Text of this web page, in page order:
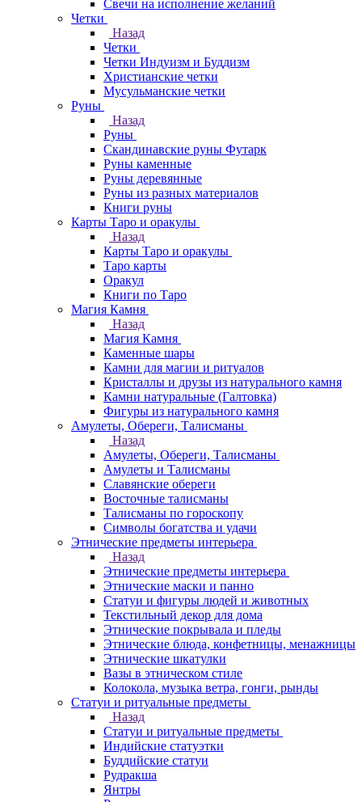
Свечи на исполнение желаний
Четки
Назад
Четки
Четки Индуизм и Буддизм
Христианские четки
Мусульманские четки
Руны
Назад
Руны
Скандинавские руны Футарк
Руны каменные
Руны деревянные
Руны из разных материалов
Книги руны
Карты Таро и оракулы
Назад
Карты Таро и оракулы
Таро карты
Оракул
Книги по Таро
Магия Камня
Назад
Магия Камня
Каменные шары
Камни для магии и ритуалов
Кристаллы и друзы из натурального камня
Камни натуральные (Галтовка)
Фигуры из натурального камня
Амулеты, Обереги, Талисманы
Назад
Амулеты, Обереги, Талисманы
Амулеты и Талисманы
Славянские обереги
Восточные талисманы
Талисманы по гороскопу
Символы богатства и удачи
Этнические предметы интерьера
Назад
Этнические предметы интерьера
Этнические маски и панно
Статуи и фигуры людей и животных
Текстильный декор для дома
Этнические покрывала и пледы
Этнические блюда, конфетницы, менажницы
Этнические шкатулки
Вазы в этническом стиле
Колокола, музыка ветра, гонги, рынды
Статуи и ритуальные предметы
Назад
Статуи и ритуальные предметы
Индийские статуэтки
Буддийские статуи
Рудракша
Янтры